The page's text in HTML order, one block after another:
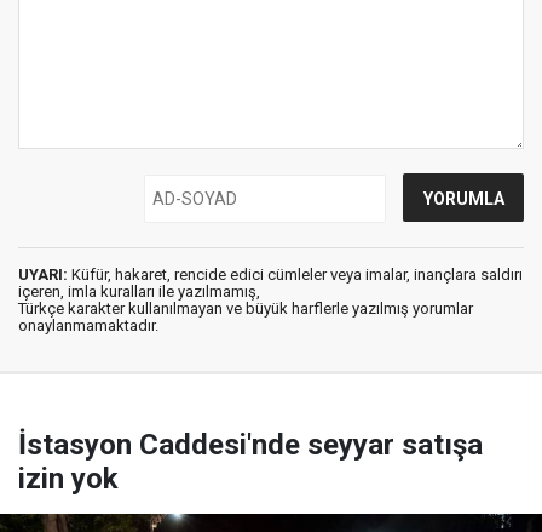
UYARI: Küfür, hakaret, rencide edici cümleler veya imalar, inançlara saldırı
içeren, imla kuralları ile yazılmamış,
Türkçe karakter kullanılmayan ve büyük harflerle yazılmış yorumlar
onaylanmamaktadır.
İstasyon Caddesi'nde seyyar satışa
izin yok